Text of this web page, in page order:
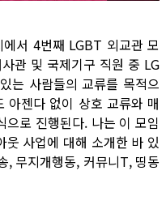
서 4번째 LGBT 외교관 모
관 및 국제기구 직원 중 LG
는 사람들의 교류를 목적으
아젠다 없이 상호 교류와 매
로 진행된다. 나는 이 모임
웃 사업에 대해 소개한 바 있
, 무지개행동, 커뮤니T, 띵동